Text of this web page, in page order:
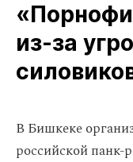
из‑за
В Бишкеке
российской